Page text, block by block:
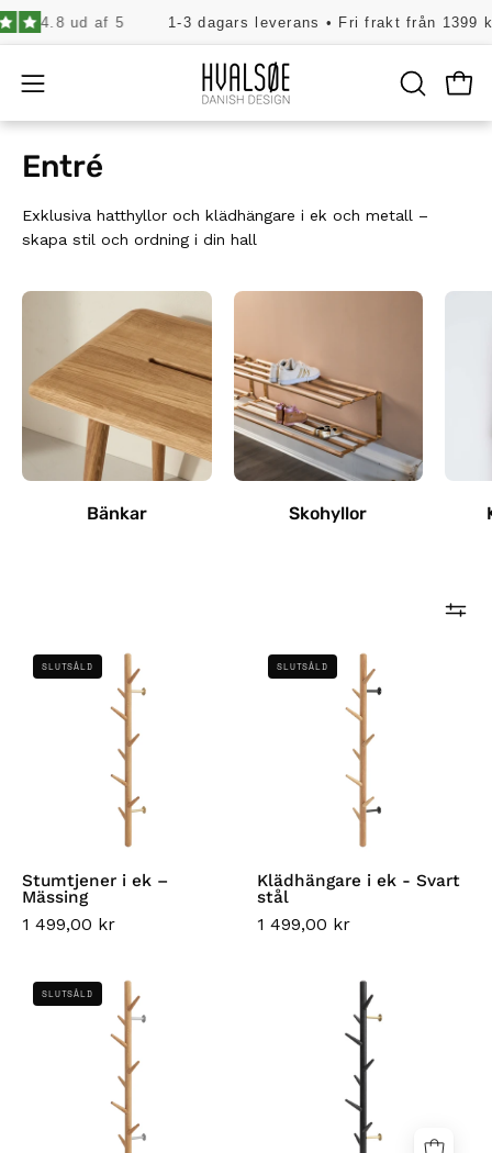
Hoppa
till
ud af 5 1-3 dagars leverans • Fri frakt från 1399 kr. •
Öppna
navigeringsmenyn
ÖPPNA
SÖKFÄLT
Entré
Exklusiva hatthyllor och klädhängare i ek och metall –
skapa stil och ordning i din hall
Bänkar Skohyllor
Stumtjener
i
–
SLUTSÅLD
Stumtjener i ek –
Mässing
1 499,00 kr
Klädhängare
i
-
stål
SLUTSÅLD
Klädhängare i ek - Svart
stål
1 499,00 kr
Klädställning
i
-
stål
SLUTSÅLD
Klädställ
i
ek
Mässing